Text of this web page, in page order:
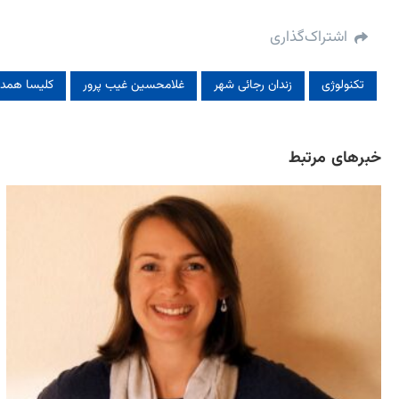
اشتراک‌گذاری
تکنولوژی زندان رجائی شهر غلامحسین غیب پرور کلیسا
خبرهای مرتبط